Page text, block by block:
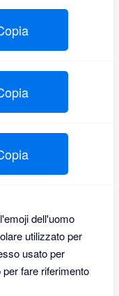
dell'uomo
utilizzato per
usato per
fare riferimento